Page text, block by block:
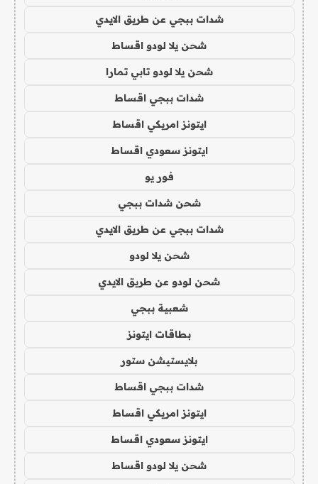
شدات ببجي عن طريق الايدي
شحن يلا لودو اقساط
شحن يلا لودو تابي تمارا
شدات ببجي اقساط
ايتونز امريكي اقساط
ايتونز سعودي اقساط
فور يو
شحن شدات ببجي
شدات ببجي عن طريق الايدي
شحن يلا لودو
شحن لودو عن طريق الايدي
شعبية ببجي
بطاقات ايتونز
بلايستيشن ستور
شدات ببجي اقساط
ايتونز امريكي اقساط
ايتونز سعودي اقساط
شحن يلا لودو اقساط